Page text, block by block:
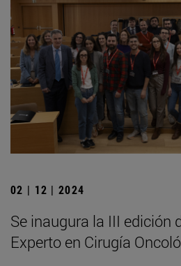
02 | 12 | 2024
Se inaugura la III edición
Experto en Cirugía